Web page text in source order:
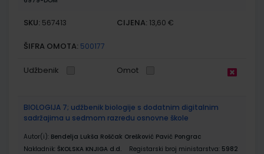
SKU: 567413 CIJENA: 13,60 €
ŠIFRA OMOTA: 500177
Udžbenik Omot
BIOLOGIJA 7; udžbenik biologije s dodatnim digitalnim
sadržajima u sedmom razredu osnovne škole
Autor(i): Bendelja Lukša Roščak Orešković Pavić Pongrac
Nakladnik: ŠKOLSKA KNJIGA d.d. Registarski broj ministarstva: 5982